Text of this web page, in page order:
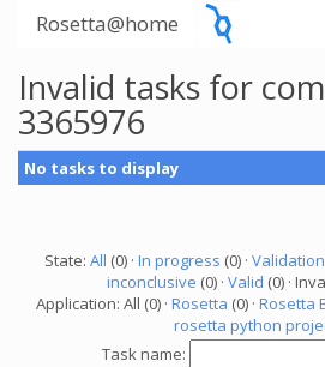
Rosetta@home
Invalid tasks for
3365976
No tasks to display
State: All (0) · In progress (0) ·
inconclusive (0) · Valid (0) ·
Application: All (0) · Rosetta (0) · Rosetta
rosetta python
Task name: